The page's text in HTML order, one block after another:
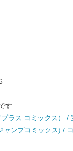
す
ラス コミックス） /
ャンプコミックス) /